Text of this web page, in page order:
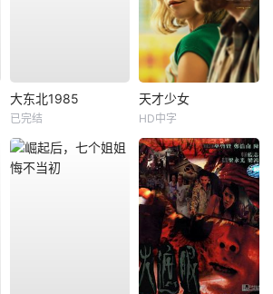
大东北1985
已完结
天才少女
HD中字